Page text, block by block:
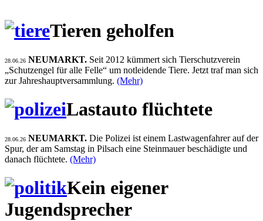
Tieren geholfen
28.06.26 NEUMARKT. Seit 2012 kümmert sich Tierschutzverein
„Schutzengel für alle Felle“ um notleidende Tiere. Jetzt traf man sich
zur Jahreshauptversammlung. (Mehr)
Lastauto flüchtete
28.06.26 NEUMARKT. Die Polizei ist einem Lastwagenfahrer auf der
Spur, der am Samstag in Pilsach eine Steinmauer beschädigte und
danach flüchtete. (Mehr)
Kein eigener
Jugendsprecher